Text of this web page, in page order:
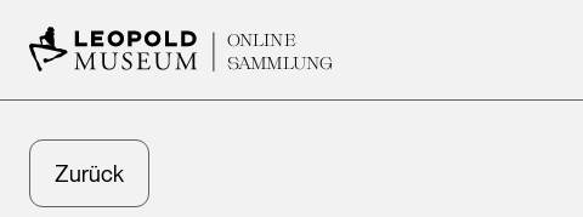
ONLINE
SAMMLUNG
Zurück